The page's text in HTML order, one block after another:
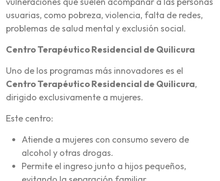
usuarias, como pobreza, violencia, falta de redes,
problemas de salud mental y exclusión social.
Centro Terapéutico Residencial de Quilicura
Uno de los programas más innovadores es el
Centro Terapéutico Residencial de Quilicura,
dirigido exclusivamente a mujeres.
Este centro:
Atiende a mujeres con consumo severo de
alcohol y otras drogas.
Permite el ingreso junto a hijos pequeños,